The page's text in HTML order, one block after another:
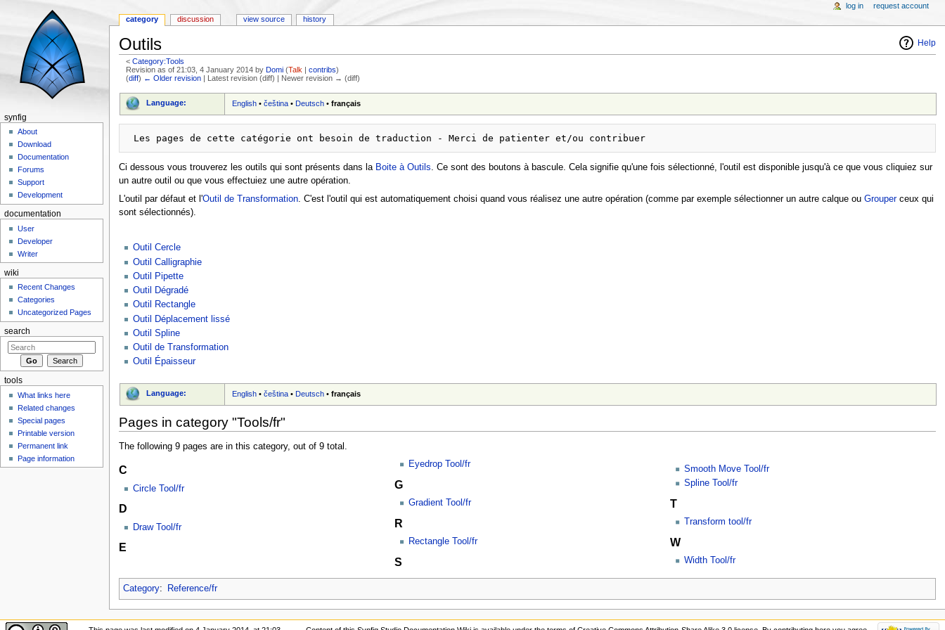
Help
Outils
<Category:Tools
Revision as of 21:03, 4 January 2014 byDomi (Talk |contribs)
(diff) ← Older revision | Latest revision (diff) | Newer revision → (diff)
Language: English •čeština •Deutsch •français
Ci dessous vous trouverez les outils qui sont présents dans la Boite à Outils. Ce sont des boutons à bascule. Cela signifie qu'une fois sélectionné, l'outil est disponible jusqu'à ce que vous cliquiez sur
un autre outil ou que vous effectuiez une autre opération.
L'outil par défaut et l'Outil de Transformation. C'est l'outil qui est automatiquement choisi quand vous réalisez une autre opération (comme par exemple sélectionner un autre calque ou Grouperceux qui
sont sélectionnés).
Outil Cercle
Outil Calligraphie
Outil Pipette
Outil Dégradé
Outil Rectangle
Outil Déplacement lissé
Outil Spline
Outil de Transformation
Outil Épaisseur
Language: English •čeština •Deutsch •français
Pages in category "Tools/fr"
The following 9 pages are in this category, out of 9 total.
C
Circle Tool/fr
D
Draw Tool/fr
E
Eyedrop Tool/fr
G
Gradient Tool/fr
R
Rectangle Tool/fr
S
Smooth Move Tool/fr
Spline Tool/fr
T
Transform tool/fr
W
Width Tool/fr
Category: Reference/fr
category discussion view source history
log in request account
synfig
About
Download
Documentation
Forums
Support
Development
documentation
User
Developer
Writer
wiki
Recent Changes
Categories
Uncategorized Pages
search
tools
What links here
Related changes
Special pages
Printable version
Permanent link
Page information